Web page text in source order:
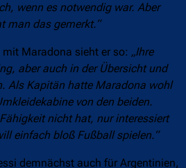
wenn es notwendig war. Aber
man das gemerkt.“
Maradona sieht er so: „Ihre
aber auch in der Übersicht und
Als Kapitän hatte Maradona wohl
von den beiden.
nicht hat, nur interessiert
einfach bloß Fußball spielen.“
demnächst auch für Argentinien,